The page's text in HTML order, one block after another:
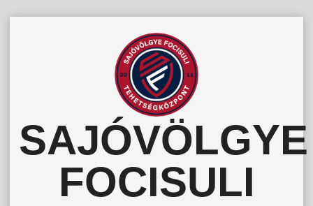
SAJÓVÖLGYE
FOCISULI